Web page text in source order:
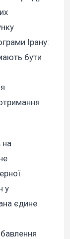
Ірану:
бути
на
у
єдине